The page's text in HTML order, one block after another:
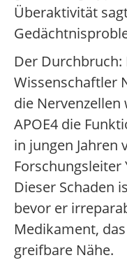
Überaktivität
Der Durchbruch:
Wissenschaftler
die Nervenzellen
APOE4 die
in jungen Jahren
Forschungsleiter
Dieser Schaden
bevor er
Medikament,
greifbare Nähe.